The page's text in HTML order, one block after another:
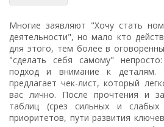
Многие заявляют "Хочу стать
деятельности", но мало кто
для этого, тем более в
"сделать себя самому"
подход и внимание к
предлагает чек-лист, который
вас лично. После прочтения и
таблиц (срез сильных и слабых
приоритетов, пути развития